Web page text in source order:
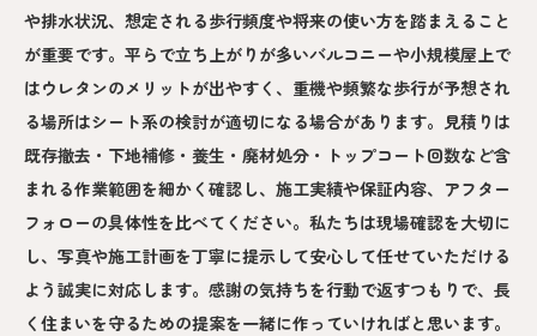
や排水状況、想定される歩行頻度や将来の使い方を踏まえること
が重要です。平らで立ち上がりが多いバルコニーや小規模屋上で
はウレタンのメリットが出やすく、重機や頻繁な歩行が予想され
る場所はシート系の検討が適切になる場合があります。見積りは
既存撤去・下地補修・養生・廃材処分・トップコート回数など含
まれる作業範囲を細かく確認し、施工実績や保証内容、アフター
フォローの具体性を比べてください。私たちは現場確認を大切に
し、写真や施工計画を丁寧に提示して安心して任せていただける
よう誠実に対応します。感謝の気持ちを行動で返すつもりで、長
く住まいを守るための提案を一緒に作っていければと思います。